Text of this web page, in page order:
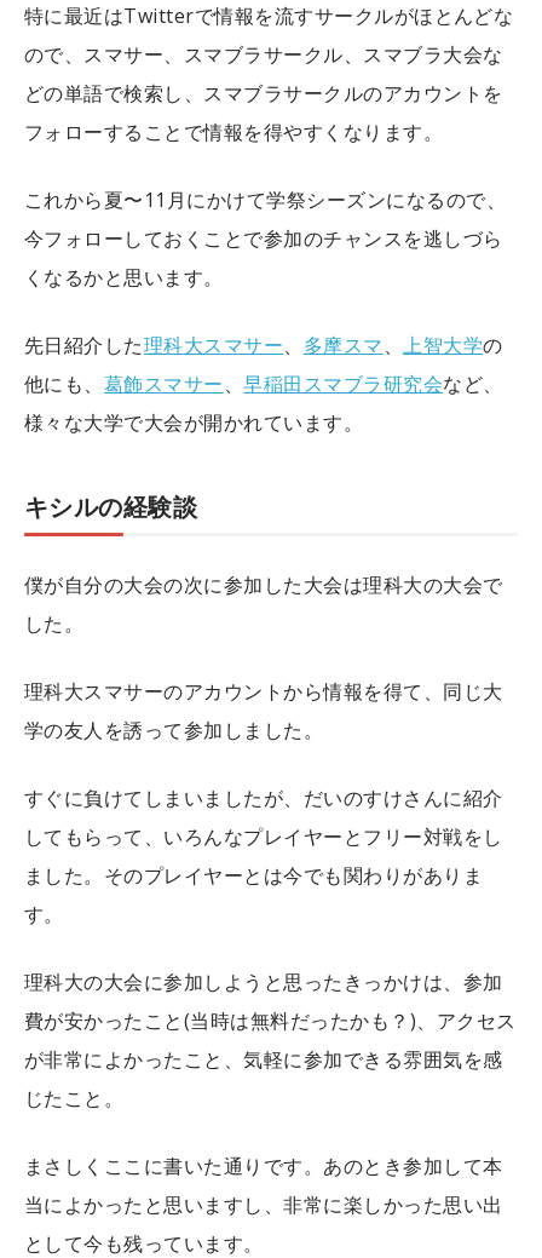
特に最近はTwitterで情報を流すサークルがほとんどな
ので、スマサー、スマブラサークル、スマブラ大会な
どの単語で検索し、スマブラサークルのアカウントを
フォローすることで情報を得やすくなります。
これから夏〜11月にかけて学祭シーズンになるので、
今フォローしておくことで参加のチャンスを逃しづら
くなるかと思います。
先日紹介した理科大スマサー、 多摩スマ、上智大学の
他にも、 葛飾スマサー、早稲田スマブラ研究会など、
様々な大学で大会が開かれています。
キシルの経験談
僕が自分の大会の次に参加した大会は理科大の大会で
した。
理科大スマサーのアカウントから情報を得て、同じ大
学の友人を誘って参加しました。
すぐに負けてしまいましたが、だいのすけさんに紹介
してもらって、いろんなプレイヤーとフリー対戦をし
ました。そのプレイヤーとは今でも関わりがありま
す。
理科大の大会に参加しようと思ったきっかけは、参加
費が安かったこと(当時は無料だったかも？)、アクセス
が非常によかったこと、気軽に参加できる雰囲気を感
じたこと。
まさしくここに書いた通りです。あのとき参加して本
当によかったと思いますし、非常に楽しかった思い出
として今も残っています。